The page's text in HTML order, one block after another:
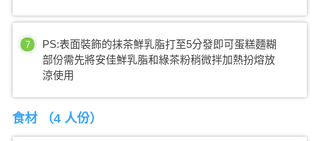
7
PS:表面裝飾的抹茶鮮乳脂打至5分發即可蛋糕麵糊
部份需先將安佳鮮乳脂和綠茶粉稍微拌加熱扮熔放
涼使用
食材 （4 人份）